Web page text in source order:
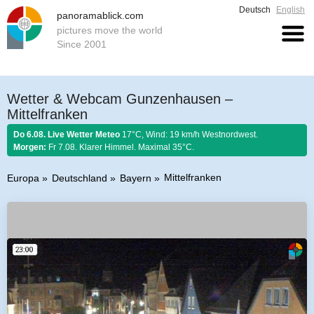
panoramablick.com
pictures move the world
Since 2001
Deutsch English
Wetter & Webcam Gunzenhausen –
Mittelfranken
Do 6.08. Live Wetter Meteo 17°C, Wind: 19 km/h Westnordwest.
Morgen: Fr 7.08. Klarer Himmel. Maximal 35°C.
Europa Deutschland Bayern Mittelfranken